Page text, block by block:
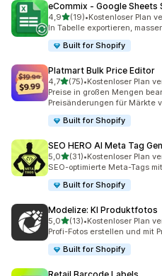
eCommix ‑ Google Sheets
4,9von 5 Sternen
(19)
19 Rezensionen insgesamt
•Kostenloser Plan
In Tabelle exportieren,
Built for Shopify
Platmart Bulk Price Editor
4,7von 5 Sternen
(75)
75 Rezensionen insgesamt
•Kostenloser Plan
Preise in großen Mengen
Preisänderungen für Märkte
Built for Shopify
SEO HERO AI Meta Tag
5,0von 5 Sternen
(31)
31 Rezensionen insgesamt
•Kostenloser Plan
SEO-optimierte Meta-Tags
Built for Shopify
Modelize: KI Produktfotos
5,0von 5 Sternen
(13)
13 Rezensionen insgesamt
•Kostenloser Plan
Profi-Fotos erstellen und mit
Built for Shopify